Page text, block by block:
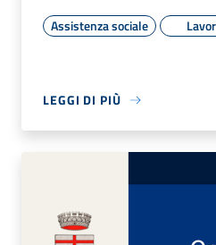
Assistenza sociale
LEGGI DI PIÙ